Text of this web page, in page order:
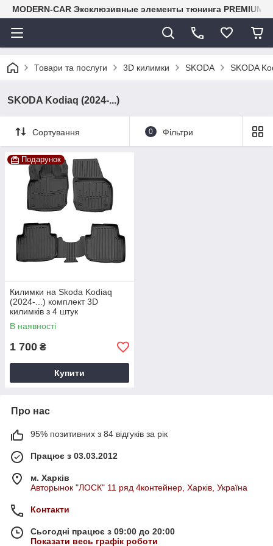
MODERN-CAR Эксклюзивные элементы тюнинга PREMIUM-
Товари та послуги 3D килимки SKODA SKODA
SKODA Kodiaq (2024-...)
Сортування 0 Фільтри
Подарунок
Килимки на Skoda Kodiaq
(2024-...) комплект 3D
килимків з 4 штук
В наявності
1 700 ₴
Купити
Про нас
95% позитивних з 84 відгуків за рік
Працює з 03.03.2012
м. Харків
Авторынок "ЛОСК" 11 ряд 4контейнер, Харків, Україна
Контакти
Сьогодні працює з 09:00 до 20:00
Показати весь графік роботи